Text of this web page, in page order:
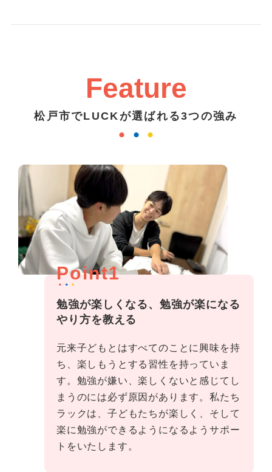
Feature
松戸市でLUCKが選ばれる3つの強み
Point1
勉強が楽しくなる、勉強が楽になる
やり方を教える
元来子どもとはすべてのことに興味を持
ち、楽しもうとする習性を持っていま
す。勉強が嫌い、楽しくないと感じてし
まうのには必ず原因があります。私たち
ラックは、子どもたちが楽しく、そして
楽に勉強ができるようになるようサポー
トをいたします。